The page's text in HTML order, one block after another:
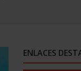
ENLACES